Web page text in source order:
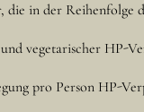
die in der Reihenfolge
vegetarischer HP-
pro Person HP-